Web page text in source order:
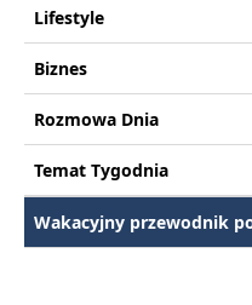
Lifestyle
Biznes
Rozmowa Dnia
Temat Tygodnia
Wakacyjny przewodnik